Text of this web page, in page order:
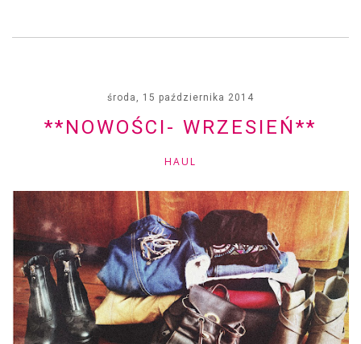
środa, 15 października 2014
**NOWOŚCI- WRZESIEŃ**
HAUL